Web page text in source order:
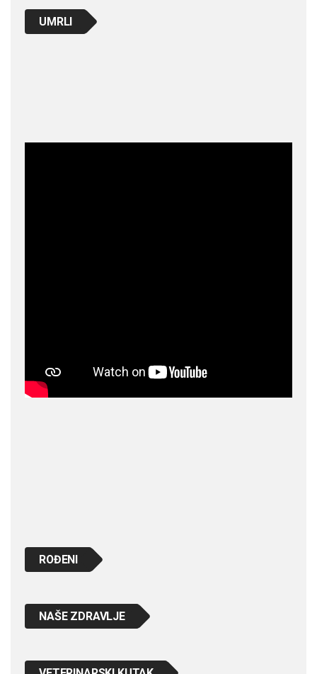
UMRLI
ROĐENI
NAŠE ZDRAVLJE